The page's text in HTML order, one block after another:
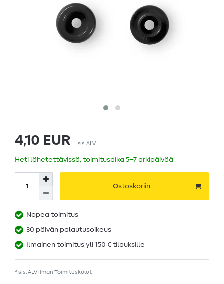
4,10 EUR sis. ALV
Heti lähetettävissä, toimitusaika 5–7 arkipäivää
Ostoskoriin
Nopea toimitus
30 päivän palautusoikeus
Ilmainen toimitus yli 150 € tilauksille
* sis. ALV ilman Toimituskulut